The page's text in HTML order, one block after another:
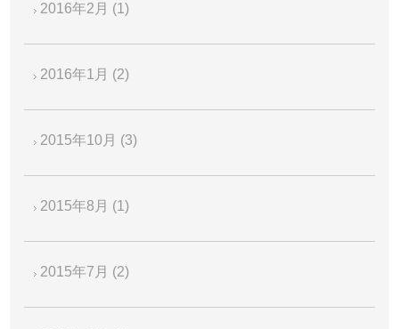
2016年2月 (1)
2016年1月 (2)
2015年10月 (3)
2015年8月 (1)
2015年7月 (2)